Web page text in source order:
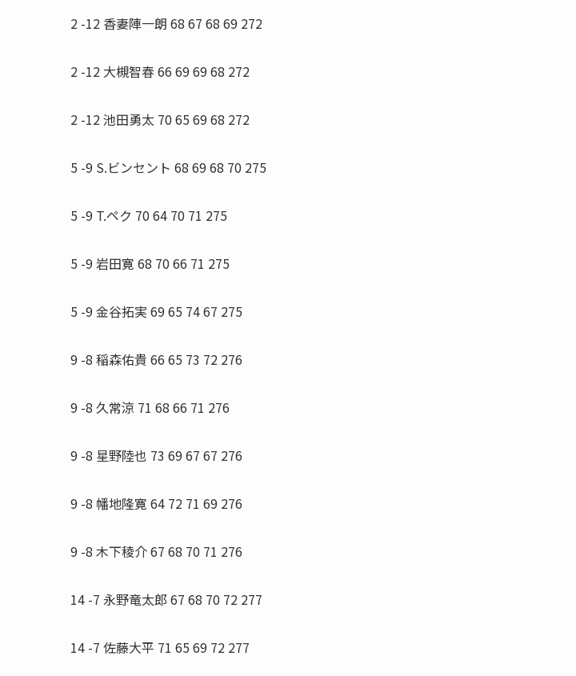
2 -12 香妻陣一朗 68 67 68 69 272
2 -12 大槻智春 66 69 69 68 272
2 -12 池田勇太 70 65 69 68 272
5 -9 S.ビンセント 68 69 68 70 275
5 -9 T.ペク 70 64 70 71 275
5 -9 岩田寛 68 70 66 71 275
5 -9 金谷拓実 69 65 74 67 275
9 -8 稲森佑貴 66 65 73 72 276
9 -8 久常涼 71 68 66 71 276
9 -8 星野陸也 73 69 67 67 276
9 -8 幡地隆寛 64 72 71 69 276
9 -8 木下稜介 67 68 70 71 276
14 -7 永野竜太郎 67 68 70 72 277
14 -7 佐藤大平 71 65 69 72 277